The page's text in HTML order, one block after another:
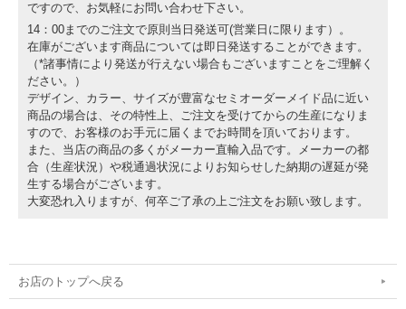
ですので、お気軽にお問い合わせ下さい。
14：00までのご注文で原則当日発送可(営業日に限ります）。
在庫がございます商品については即日発送することができます。
（*諸事情により発送が行えない場合もございますことをご理解く
ださい。）
デザイン、カラー、サイズが豊富なセミオーダーメイド品に近い
商品の場合は、その特性上、ご注文を受けてからの生産になりま
すので、お客様のお手元に届くまでお時間を頂いております。
また、当店の商品の多くがメーカー直輸入品です。メーカーの都
合（生産状況）や税通過状況によりお知らせした納期の遅延が発
生する場合がございます。
大変恐れ入りますが、何卒ご了承の上ご注文をお願い致します。
お店のトップへ戻る